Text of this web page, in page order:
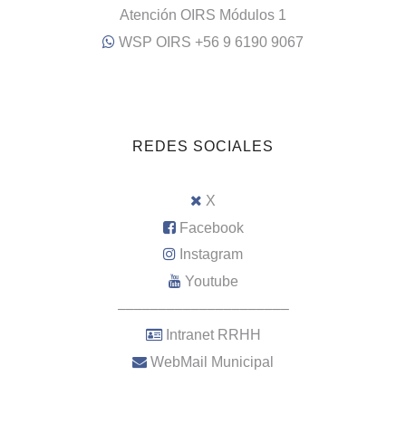
Atención OIRS Módulos 1
WSP OIRS +56 9 6190 9067
REDES SOCIALES
X
Facebook
Instagram
Youtube
–––––––––––––––––––––
Intranet RRHH
WebMail Municipal